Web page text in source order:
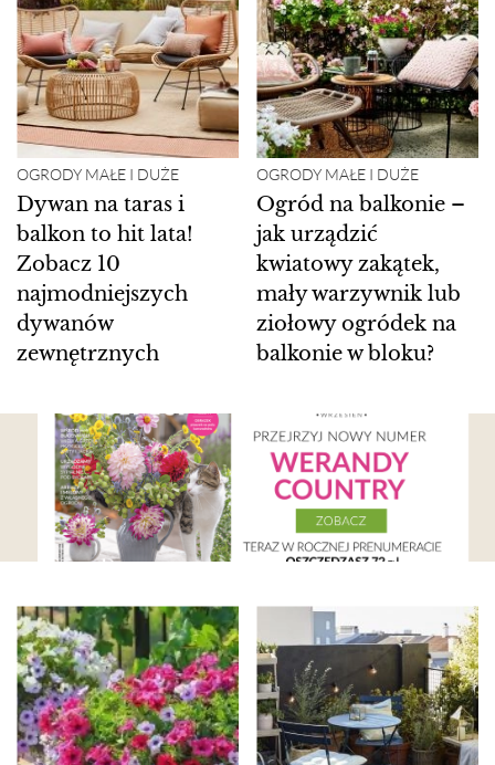
OGRODY MAŁE I DUŻE
Dywan na taras i
balkon to hit lata!
Zobacz 10
najmodniejszych
dywanów
zewnętrznych
OGRODY MAŁE I DUŻE
Ogród na balkonie –
jak urządzić
kwiatowy zakątek,
mały warzywnik lub
ziołowy ogródek na
balkonie w bloku?